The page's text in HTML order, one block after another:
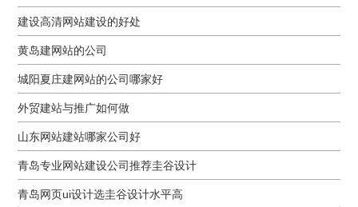
建设高清网站建设的好处
黄岛建网站的公司
城阳夏庄建网站的公司哪家好
外贸建站与推广如何做
山东网站建站哪家公司好
青岛专业网站建设公司推荐圭谷设计
青岛网页ui设计选圭谷设计水平高